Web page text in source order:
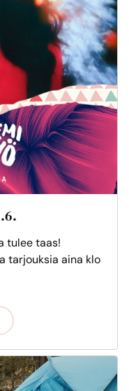
tulee taas!
tarjouksia aina klo